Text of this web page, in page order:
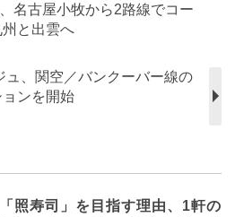
名古屋小牧から2路線でコー
州と出雲へ
ュ、関空／バンクーバー線の
ンを開始
照寿司」を目指す理由、1軒の